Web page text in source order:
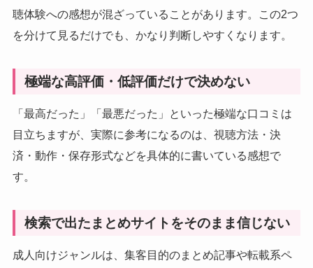
聴体験への感想が混ざっていることがあります。この2つ
を分けて見るだけでも、かなり判断しやすくなります。
極端な高評価・低評価だけで決めない
「最高だった」「最悪だった」といった極端な口コミは
目立ちますが、実際に参考になるのは、視聴方法・決
済・動作・保存形式などを具体的に書いている感想で
す。
検索で出たまとめサイトをそのまま信じない
成人向けジャンルは、集客目的のまとめ記事や転載系ペ